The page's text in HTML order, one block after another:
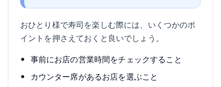
おひとり様で寿司を楽しむ際には、いくつかのポ
イントを押さえておくと良いでしょう。
事前にお店の営業時間をチェックすること
カウンター席があるお店を選ぶこと